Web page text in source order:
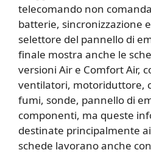
telecomando non
batterie, sincronizzazione
selettore del pannello di
finale mostra anche le
versioni Air e Comfort Air,
ventilatori, motoriduttore,
fumi, sonde, pannello di
componenti, ma queste
destinate principalmente
schede lavorano anche